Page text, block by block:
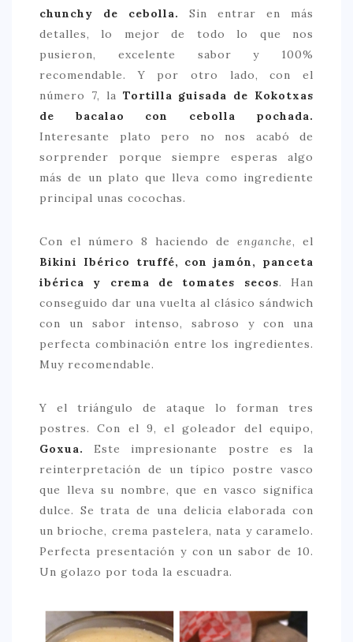
chunchy de cebolla. Sin entrar en más
detalles, lo mejor de todo lo que nos
pusieron, excelente sabor y 100%
recomendable. Y por otro lado, con el
número 7, la Tortilla guisada de Kokotxas
de bacalao con cebolla pochada.
Interesante plato pero no nos acabó de
sorprender porque siempre esperas algo
más de un plato que lleva como ingrediente
principal unas cocochas.
Con el número 8 haciendo de enganche, el
Bikini Ibérico truffé, con jamón, panceta
ibérica y crema de tomates secos. Han
conseguido dar una vuelta al clásico sándwich
con un sabor intenso, sabroso y con una
perfecta combinación entre los ingredientes.
Muy recomendable.
Y el triángulo de ataque lo forman tres
postres. Con el 9, el goleador del equipo,
Goxua. Este impresionante postre es la
reinterpretación de un típico postre vasco
que lleva su nombre, que en vasco significa
dulce. Se trata de una delicia elaborada con
un brioche, crema pastelera, nata y caramelo.
Perfecta presentación y con un sabor de 10.
Un golazo por toda la escuadra.